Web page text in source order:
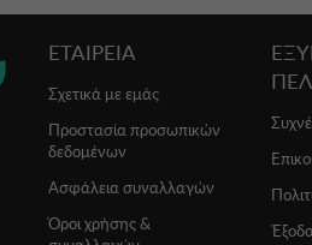
ΕΤΑΙΡΕΙΑ
Σχετικά με εμάς
Προστασία προσωπικών
δεδομένων
Ασφάλεια συναλλαγών
Όροι χρήσης &